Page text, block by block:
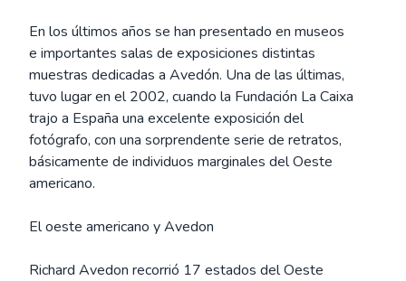
En los últimos años se han presentado en museos
e importantes salas de exposiciones distintas
muestras dedicadas a Avedón. Una de las últimas,
tuvo lugar en el 2002, cuando la Fundación La Caixa
trajo a España una excelente exposición del
fotógrafo, con una sorprendente serie de retratos,
básicamente de individuos marginales del Oeste
americano.
El oeste americano y Avedon
Richard Avedon recorrió 17 estados del Oeste